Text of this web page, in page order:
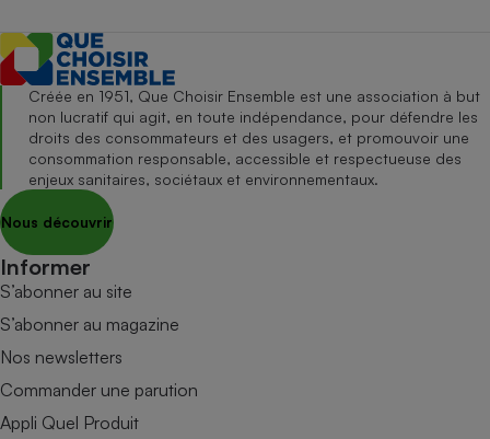
Créée en 1951, Que Choisir Ensemble est une association à but
non lucratif qui agit, en toute indépendance, pour défendre les
droits des consommateurs et des usagers, et promouvoir une
consommation responsable, accessible et respectueuse des
enjeux sanitaires, sociétaux et environnementaux.
Nous découvrir
Informer
S’abonner au site
S’abonner au magazine
Nos newsletters
Commander une parution
Appli Quel Produit